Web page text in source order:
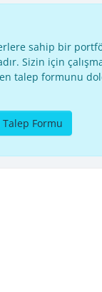
sahip bir
Sizin için
talep formunu
Formu